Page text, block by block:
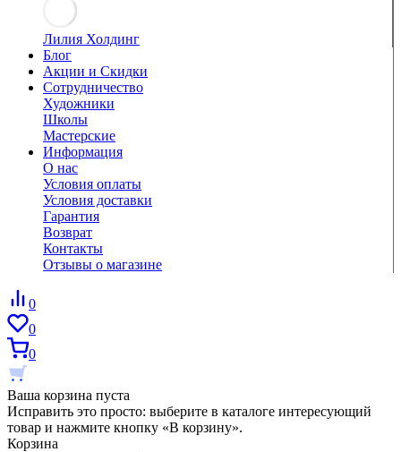
Лилия Холдинг
Блог
Акции и Скидки
Сотрудничество
Художники
Школы
Мастерские
Информация
О нас
Условия оплаты
Условия доставки
Гарантия
Возврат
Контакты
Отзывы о магазине
0
0
0
Ваша корзина пуста
Исправить это просто: выберите в каталоге интересующий
товар и нажмите кнопку «В корзину».
Корзина